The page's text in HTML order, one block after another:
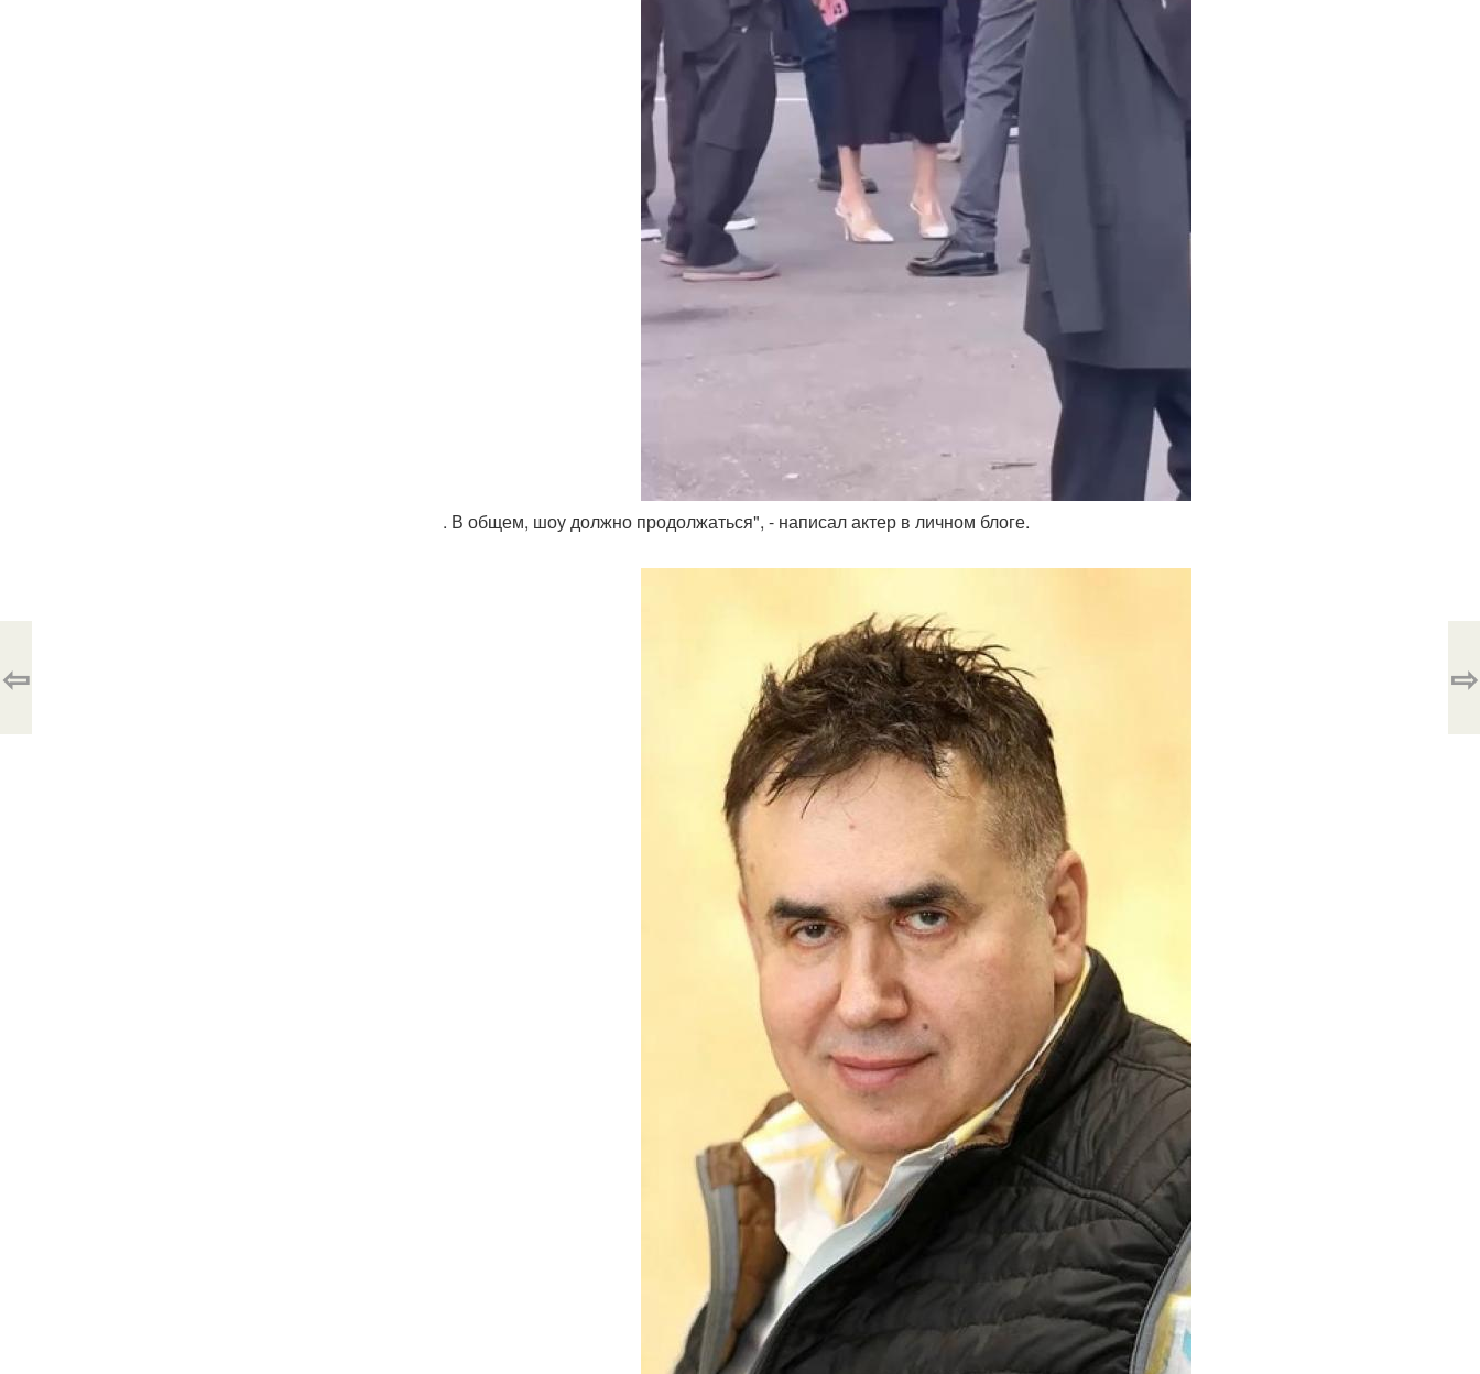
. В общем, шоу должно продолжаться", - написал актер в личном блоге.
⇦ ⇨